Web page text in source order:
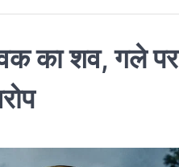
का शव, गले पर